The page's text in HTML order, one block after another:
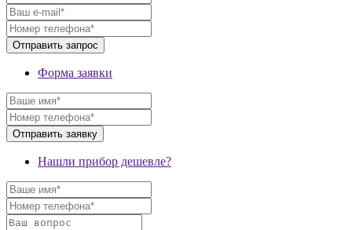
Форма заявки
Нашли прибор дешевле?